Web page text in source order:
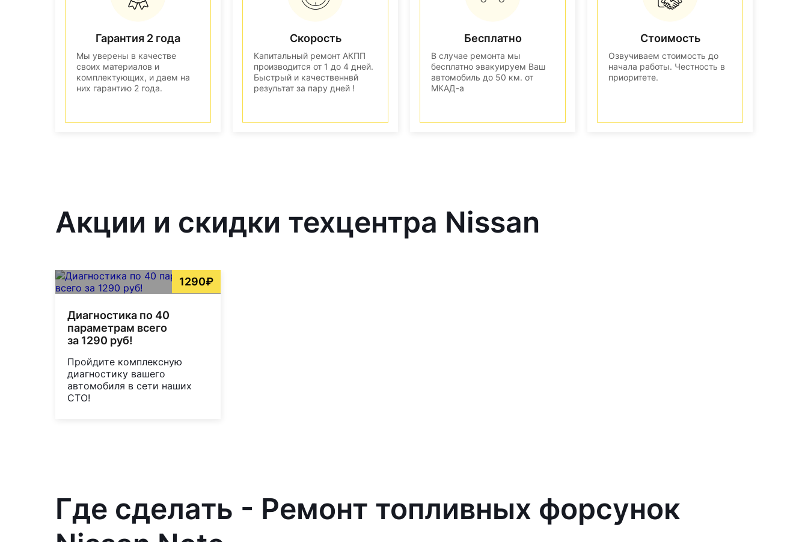
Гарантия 2 года
Мы уверены в качестве
своих материалов и
комплектующих, и даем на
них гарантию 2 года.
Скорость
Капитальный ремонт АКПП
производится от 1 до 4 дней.
Быстрый и качественнвй
результат за пару дней !
Бесплатно
В случае ремонта мы
бесплатно эвакуируем Ваш
автомобиль до 50 км. от
МКАД-а
Стоимость
Озвучиваем стоимость до
начала работы. Честность в
приоритете.
Акции и скидки техцентра Nissan
1290₽
Диагностика по 40
параметрам всего
за 1290 руб!
Пройдите комплексную
диагностику вашего
автомобиля в сети наших
СТО!
Где сделать - Ремонт топливных форсунок